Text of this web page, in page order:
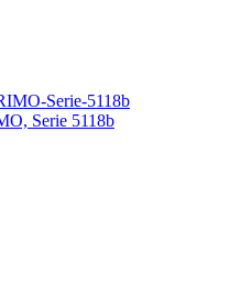
Serie 5118b